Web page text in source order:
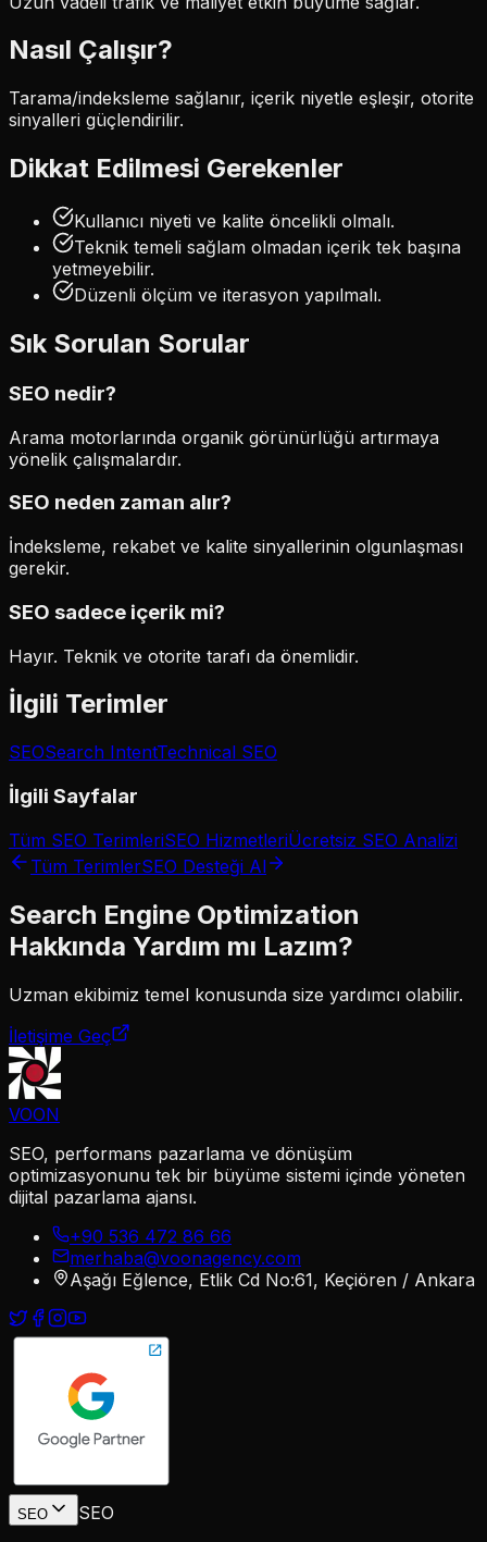
Nasıl Çalışır?
Tarama/indeksleme sağlanır, içerik niyetle eşleşir, otorite
sinyalleri güçlendirilir.
Dikkat Edilmesi Gerekenler
Kullanıcı niyeti ve kalite öncelikli olmalı.
Teknik temeli sağlam olmadan içerik tek başına
yetmeyebilir.
Düzenli ölçüm ve iterasyon yapılmalı.
Sık Sorulan Sorular
SEO nedir?
Arama motorlarında organik görünürlüğü artırmaya
yönelik çalışmalardır.
SEO neden zaman alır?
İndeksleme, rekabet ve kalite sinyallerinin olgunlaşması
gerekir.
SEO sadece içerik mi?
Hayır. Teknik ve otorite tarafı da önemlidir.
İlgili Terimler
SEOSearch IntentTechnical SEO
İlgili Sayfalar
Tüm SEO TerimleriSEO HizmetleriÜcretsiz SEO Analizi
Tüm TerimlerSEO Desteği Al
Search Engine Optimization
Hakkında Yardım mı Lazım?
Uzman ekibimiz temel konusunda size yardımcı olabilir.
İletişime Geç
VOON
SEO, performans pazarlama ve dönüşüm
optimizasyonunu tek bir büyüme sistemi içinde yöneten
dijital pazarlama ajansı.
+90 536 472 86 66
merhaba@voonagency.com
Aşağı Eğlence, Etlik Cd No:61, Keçiören / Ankara
SEO
SEO